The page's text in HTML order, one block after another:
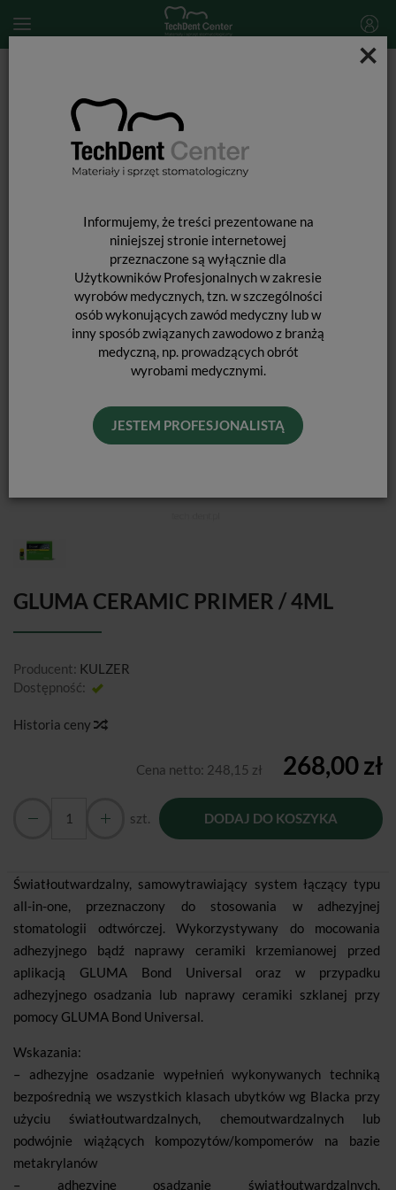
×
Informujemy, że treści prezentowane na
niniejszej stronie internetowej
przeznaczone są wyłącznie dla
Użytkowników Profesjonalnych w zakresie
wyrobów medycznych, tzn. w szczególności
osób wykonujących zawód medyczny lub w
inny sposób związanych zawodowo z branżą
medyczną, np. prowadzących obrót
wyrobami medycznymi.
JESTEM PROFESJONALISTĄ
Gluma Ceramic Primer / 4ml
GLUMA CERAMIC PRIMER / 4ML
Producent: KULZER
Dostępność:
Historia ceny
Cena netto: 248,15 zł 268,00 zł
szt. DODAJ DO KOSZYKA
Światłoutwardzalny, samowytrawiający system łączący typu
all-in-one, przeznaczony do stosowania w adhezyjnej
stomatologii odtwórczej. Wykorzystywany do mocowania
adhezyjnego bądź naprawy ceramiki krzemianowej przed
aplikacją GLUMA Bond Universal oraz w przypadku
adhezyjnego osadzania lub naprawy ceramiki szklanej przy
pomocy GLUMA Bond Universal.
Wskazania:
– adhezyjne osadzanie wypełnień wykonywanych techniką
bezpośrednią we wszystkich klasach ubytków wg Blacka przy
użyciu światłoutwardzalnych, chemoutwardzalnych lub
podwójnie wiążących kompozytów/kompomerów na bazie
metakrylanów
– adhezyjne osadzanie światłoutwardzalnych,